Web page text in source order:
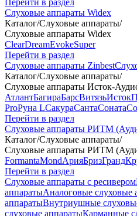
Перейти в раздел
Слуховые аппараты Widex
Каталог/Слуховые аппараты/
Слуховые аппараты Widex
ClearDreamEvokeSuper
Перейти в раздел
Слуховые аппараты Zinbest
Каталог/Слуховые аппараты/
Слуховые аппараты Исток-
АтлантБагираБарсВитязьИсток
ProРуна LСакураСантаСоната
Перейти в раздел
Слуховые аппараты РИТМ
Каталог/Слуховые аппараты/
Слуховые аппараты РИТМ
FormantaMondАрияБризГранд
Перейти в раздел
Слуховые аппараты с ресивером
аппаратыАналоговые слуховые
аппаратыВнутриушные
слуховые аппаратыКарманные